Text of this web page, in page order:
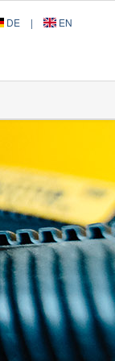
DE | EN